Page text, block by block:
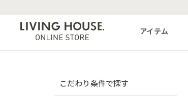
アイテム
こだわり条件で探す